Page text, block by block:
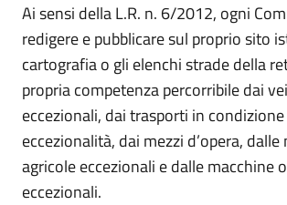
Ai sensi della L.R. n. 6/2012, ogni
redigere e pubblicare sul proprio sito
cartografia o gli elenchi strade della
propria competenza percorribile dai
eccezionali, dai trasporti in
eccezionalità, dai mezzi d’opera,
agricole eccezionali e dalle macchine
eccezionali.